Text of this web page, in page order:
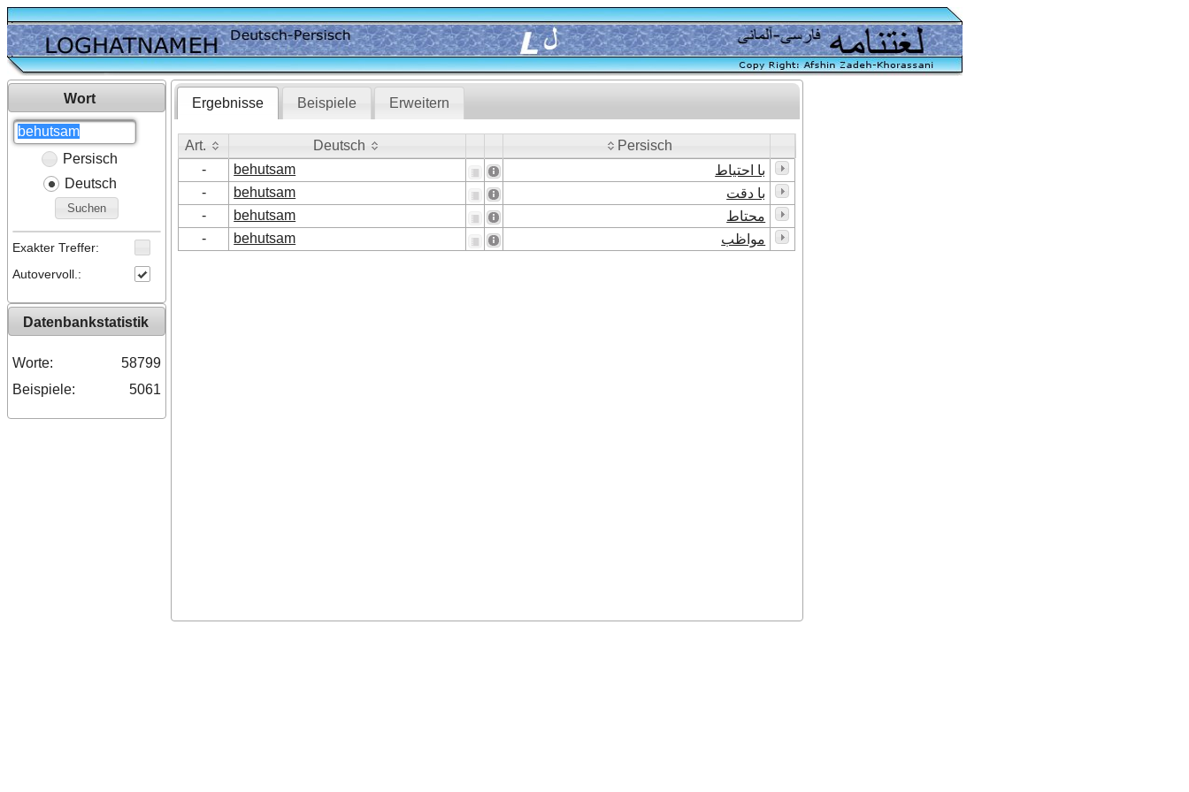
Wort
Persisch
Deutsch
Suchen
Exakter Treffer:
Autovervoll.:
Datenbankstatistik
Worte:
58799
Beispiele:
5061
Ergebnisse Beispiele Erweitern
Art. Deutsch
Persisch
- behutsam
با احتیاط
-
behutsam
با دقت
-
behutsam
محتاط
-
behutsam مواظب